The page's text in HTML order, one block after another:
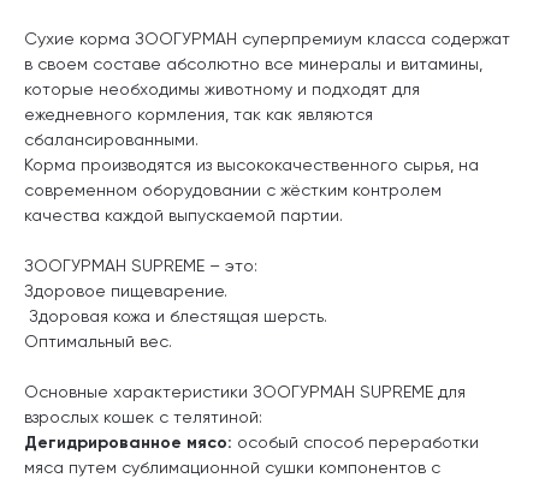
Сухие корма ЗООГУРМАН суперпремиум класса содержат
в своем составе абсолютно все минералы и витамины,
которые необходимы животному и подходят для
ежедневного кормления, так как являются
сбалансированными.
Корма производятся из высококачественного сырья, на
современном оборудовании с жёстким контролем
качества каждой выпускаемой партии.
ЗООГУРМАН SUPREME – это:
Здоровое пищеварение.
Здоровая кожа и блестящая шерсть.
Оптимальный вес.
Основные характеристики ЗООГУРМАН SUPREME для
взрослых кошек с телятиной:
Дегидрированное мясо: особый способ переработки
мяса путем сублимационной сушки компонентов с